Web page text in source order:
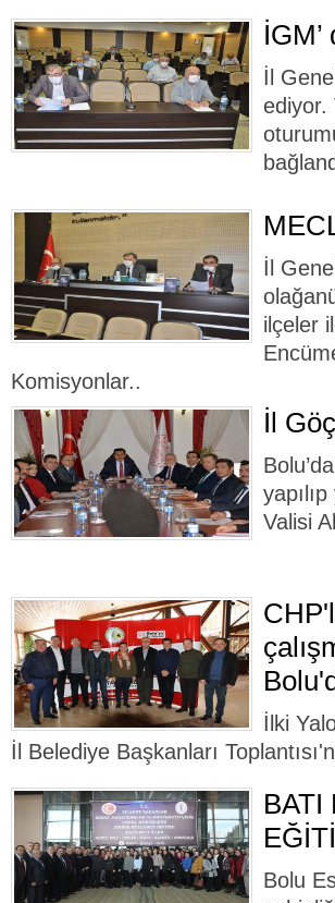
İl
ediyor.
İl
ilçeler
Komisyonlar..
İl
Valisi
İlki
İl Belediye Başkanları
BATI
Bolu